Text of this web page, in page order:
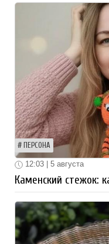
ПЕРСОНА
12:03 | 5 августа
Каменский стежок: